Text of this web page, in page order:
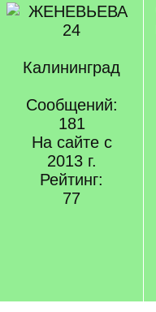
Калининград
Сообщений:
181
На сайте с
2013 г.
Рейтинг:
77